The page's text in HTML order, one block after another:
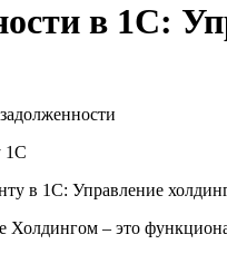
в 1С:
1С
в 1C: Управление
– это